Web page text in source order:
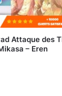
Attaque des
– Eren